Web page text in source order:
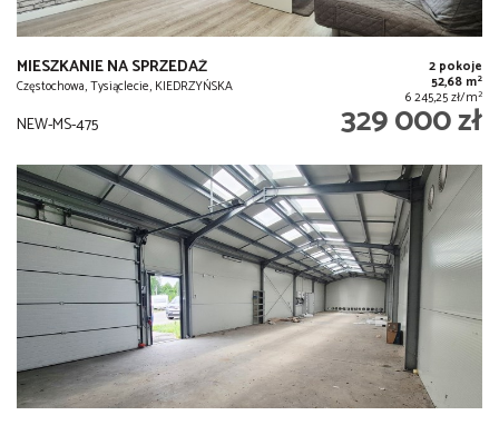
MIESZKANIE NA SPRZEDAŻ
Częstochowa, Tysiąclecie, KIEDRZYŃSKA
2 pokoje
52,68 m2
6 245,25 zł/m2
NEW-MS-475 329 000 zł